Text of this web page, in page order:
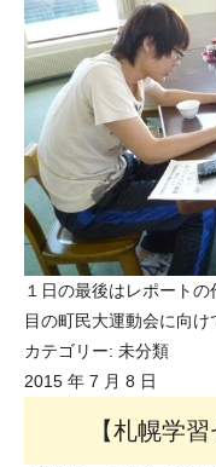
１日の最後はレポート
目の町民大運動会に向け
カテゴリー: 未分類
2015 年 7 月 8 日
【札幌学